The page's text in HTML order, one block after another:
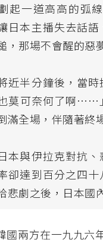
起一道高高的弧
日本主播失去話
，那場不會醒的惡
近半分鐘後，當
也莫可奈何了啊⋯⋯
滿全場，伴隨著
本與伊拉克對抗
卻達到百分之四
悲劇之後，日本國
國兩方在一九九六